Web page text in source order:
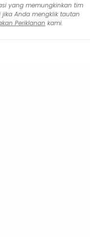
yang memungkinkan tim
Anda mengklik tautan
Periklanan kami.